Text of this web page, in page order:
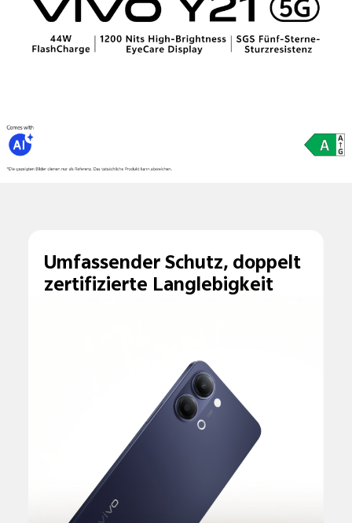
Umfassender Schutz, doppelt
zertifizierte Langlebigkeit